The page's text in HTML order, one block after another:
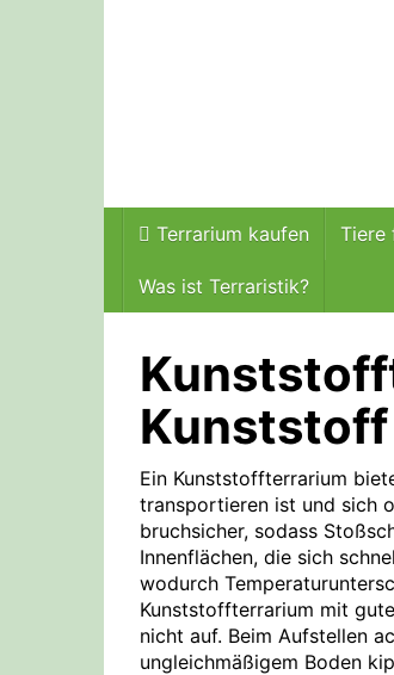
Terrarium kaufen Tiere
Was ist Terraristik?
Kunststoff
Ein Kunststoffterrarium
transportieren ist und sich
bruchsicher, sodass
Innenflächen, die sich
wodurch
Kunststoffterrarium mit
nicht auf. Beim Aufstellen
ungleichmäßigem Boden